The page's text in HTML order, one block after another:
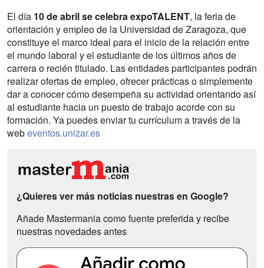
El día 10 de abril se celebra expoTALENT, la feria de
orientación y empleo de la Universidad de Zaragoza, que
constituye el marco ideal para el inicio de la relación entre
el mundo laboral y el estudiante de los últimos años de
carrera o recién titulado. Las entidades participantes podrán
realizar ofertas de empleo, ofrecer prácticas o simplemente
dar a conocer cómo desempeña su actividad orientando así
al estudiante hacia un puesto de trabajo acorde con su
formación. Ya puedes enviar tu currículum a través de la
webeventos.unizar.es
¿Quieres ver más noticias nuestras en Google?
Añade Mastermania como fuente preferida y recibe
nuestras novedades antes